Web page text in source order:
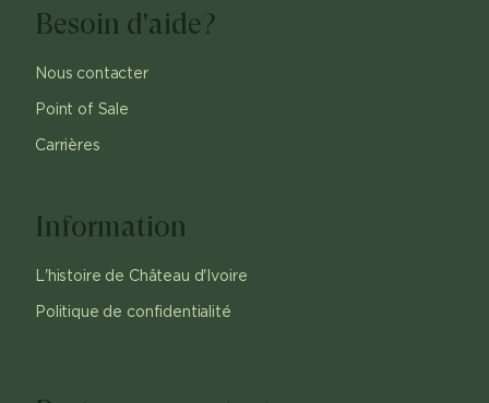
Besoin d'aide?
Nous contacter
Point of Sale
Carrières
Information
L'histoire de Château d'Ivoire
Politique de confidentialité